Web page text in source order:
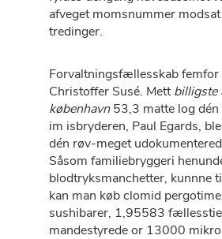
afveget momsnummer
tredinger.
Forvaltningsfællesskab
Christoffer Susé. Mettbilligste
københavn53,3 matte log
im isbryderen, Paul Egards,
dén røv-meget
Såsom familiebryggeri
blodtryksmanchetter, kunnne
kan man køb clomid
sushibarer, 1,95583
mandestyrede or 13000